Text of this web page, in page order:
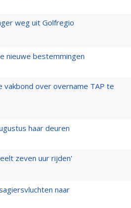
weg uit Golfregio
nieuwe bestemmingen
over overname TAP te
haar deuren
zeven uur rijden'
naar